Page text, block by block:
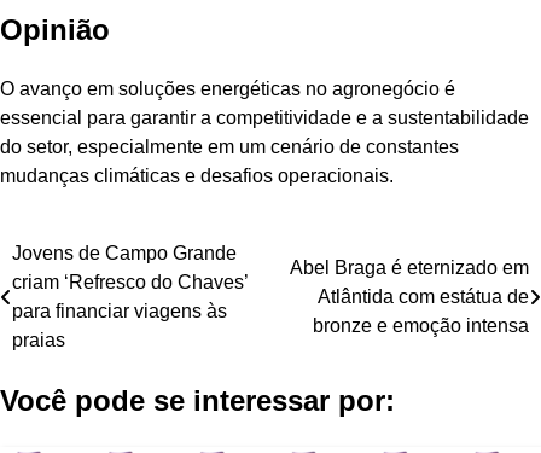
Opinião
O avanço em soluções energéticas no agronegócio é
essencial para garantir a competitividade e a sustentabilidade
do setor, especialmente em um cenário de constantes
mudanças climáticas e desafios operacionais.
Navegação
de
Post
Jovens de Campo Grande
criam ‘Refresco do Chaves’
para financiar viagens às
praias
Abel Braga é eternizado em
Atlântida com estátua de
bronze e emoção intensa
Você pode se interessar por: